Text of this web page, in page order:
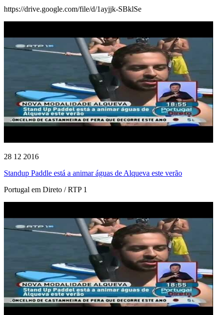
https://drive.google.com/file/d/1ayjjk-SBklSe
28 12 2016
Standup Paddle está a animar águas de Alqueva este verão
Portugal em Direto / RTP 1